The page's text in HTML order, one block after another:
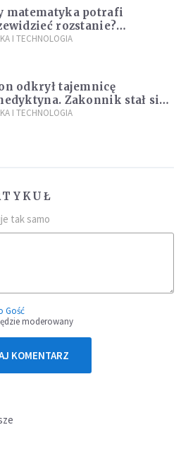
matematyka potrafi
rozstanie?
stworzyli model
I TECHNOLOGIA
odkrył tajemnicę
Zakonnik stał się
I TECHNOLOGIA
tak samo
Gość
moderowany
KOMENTARZ